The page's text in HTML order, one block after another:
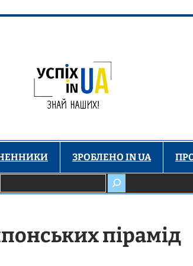
ЗРОБЛЕНО IN UA
пірамід